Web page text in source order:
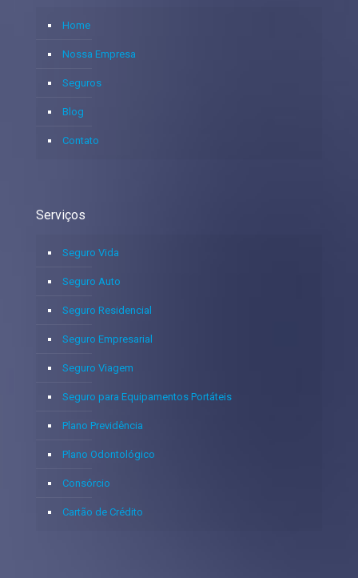
Home
Nossa Empresa
Seguros
Blog
Contato
Serviços
Seguro Vida
Seguro Auto
Seguro Residencial
Seguro Empresarial
Seguro Viagem
Seguro para Equipamentos Portáteis
Plano Previdência
Plano Odontológico
Consórcio
Cartão de Crédito